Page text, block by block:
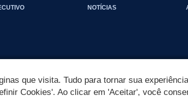
NOTÍCIAS
que visita. Tudo para tornar sua
Cookies'. Ao clicar em 'Aceitar', você